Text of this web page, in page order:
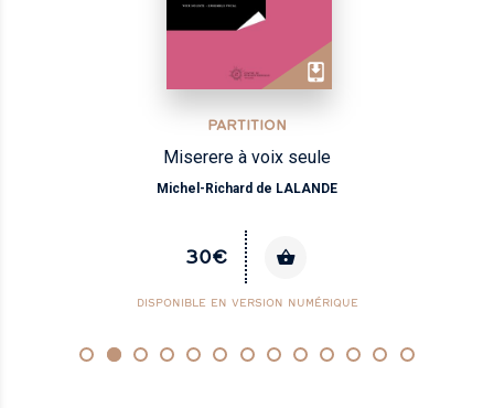
PARTITION
Miserere à voix seule
Michel-Richard de LALANDE
30€
DISPONIBLE EN VERSION NUMÉRIQUE